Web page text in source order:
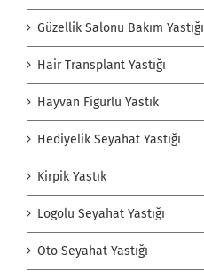
Güzellik Salonu Bakım Yastığı
Hair Transplant Yastığı
Hayvan Figürlü Yastık
Hediyelik Seyahat Yastığı
Kirpik Yastık
Logolu Seyahat Yastığı
Oto Seyahat Yastığı